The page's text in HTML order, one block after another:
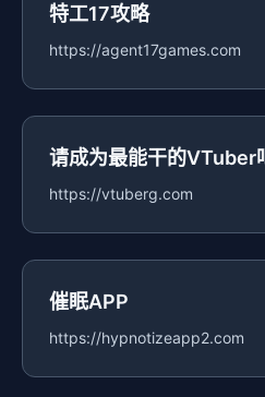
特工17攻略
https://agent17games.com
请成为最能干的VTuber
https://vtuberg.com
催眠APP
https://hypnotizeapp2.com